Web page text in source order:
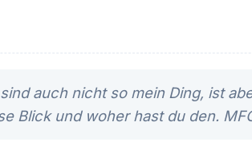
auch nicht so mein Ding, ist
Blick und woher hast du den.